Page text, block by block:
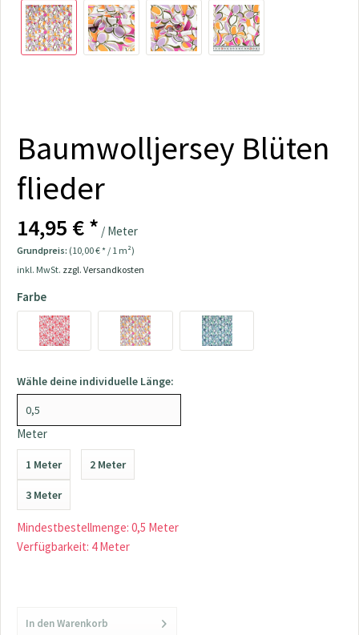
Baumwolljersey Blüten
flieder
14,95 € * / Meter
Grundpreis: (10,00 € * / 1 m²)
inkl. MwSt. zzgl. Versandkosten
Farbe
Wähle deine individuelle Länge:
Meter
1 Meter 2 Meter
3 Meter
Mindestbestellmenge: 0,5 Meter
Verfügbarkeit: 4 Meter
In denWarenkorb